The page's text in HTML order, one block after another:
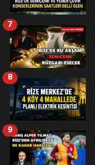
7
8
9